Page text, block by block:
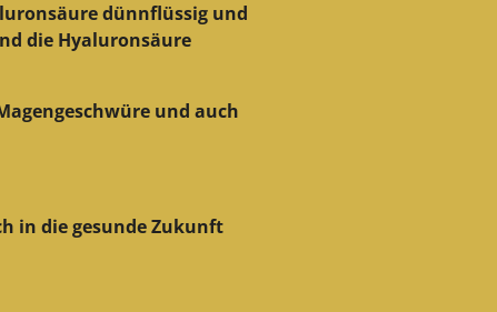
dünnflüssig und
die Hyaluronsäure
und auch
in die gesunde Zukunft